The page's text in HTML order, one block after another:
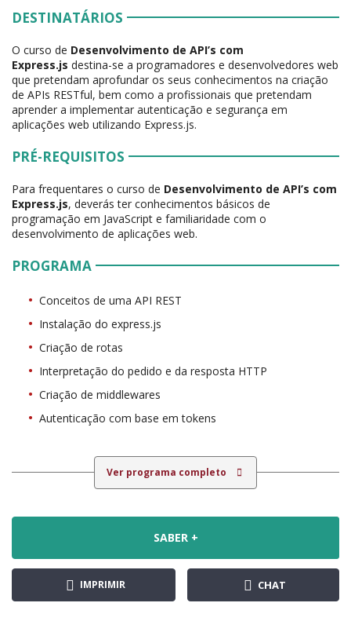
DESTINATÁRIOS
O curso de Desenvolvimento de API’s com
Express.js destina-se a programadores e desenvolvedores web
que pretendam aprofundar os seus conhecimentos na criação
de APIs RESTful, bem como a profissionais que pretendam
aprender a implementar autenticação e segurança em
aplicações web utilizando Express.js.
PRÉ-REQUISITOS
Para frequentares o curso de Desenvolvimento de API’s com
Express.js, deverás ter conhecimentos básicos de
programação em JavaScript e familiaridade com o
desenvolvimento de aplicações web.
PROGRAMA
Conceitos de uma API REST
Instalação do express.js
Criação de rotas
Interpretação do pedido e da resposta HTTP
Criação de middlewares
Autenticação com base em tokens
Ver programa completo
SABER +
IMPRIMIR CHAT